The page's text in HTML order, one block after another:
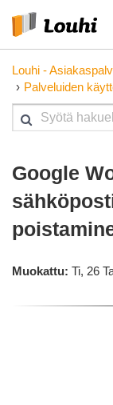
Louhi -
Palveluiden
Google
Muokattu: Ti, 26